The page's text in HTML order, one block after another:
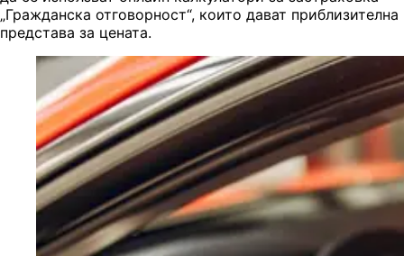
„Гражданска отговорност“, които дават приблизителна
представа за цената.